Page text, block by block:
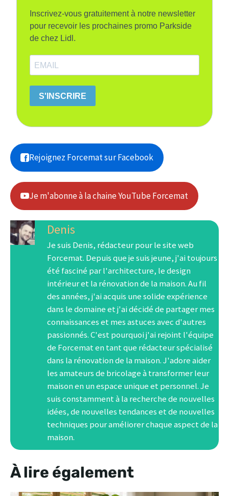
Inscrivez-vous gratuitement à notre newsletter
pour recevoir les prochaines promo Parkside
de chez Lidl.
S'INSCRIRE
Rejoignez Forcemat sur Facebook
Je m'abonne à la chaine YouTube Forcemat
Denis
Je suis Denis, rédacteur pour le site web
Forcemat. Depuis que je suis jeune, j'ai toujours
été fasciné par l'architecture, le design
intérieur et la rénovation de la maison. Au fil
des années, j'ai acquis une solide expérience
dans le domaine et j'ai décidé de partager mes
connaissances et mes astuces avec d'autres
passionnés. C'est pourquoi j'ai rejoint l'équipe
de Forcemat en tant que rédacteur spécialisé
dans la rénovation de la maison. J'adore aider
les amateurs de bricolage à transformer leur
maison en un espace unique et personnel. Je
suis constamment à la recherche de nouvelles
idées, de nouvelles tendances et de nouvelles
techniques pour améliorer chaque aspect de la
maison.
À lire également